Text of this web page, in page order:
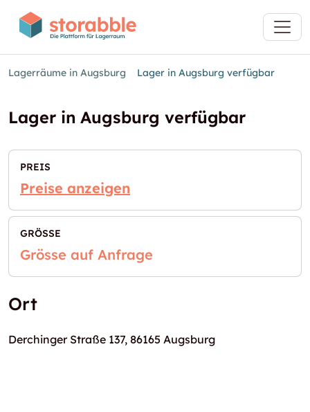
Lagerräume in Augsburg Lager in Augsburg verfügbar
Lager in Augsburg verfügbar
PREIS
Preise anzeigen
GRÖSSE
Grösse auf Anfrage
Ort
Derchinger Straße 137, 86165 Augsburg